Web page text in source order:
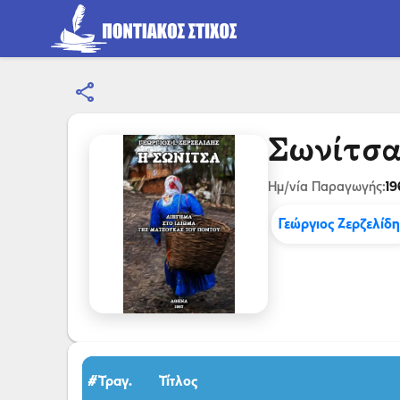
share
Σωνίτσα
Ημ/νία Παραγωγής:
Γεώργιος
#Τραγ. Τίτλος